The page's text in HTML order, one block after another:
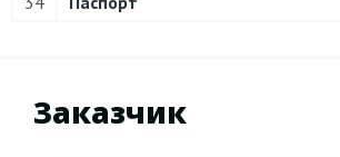
Заказчик